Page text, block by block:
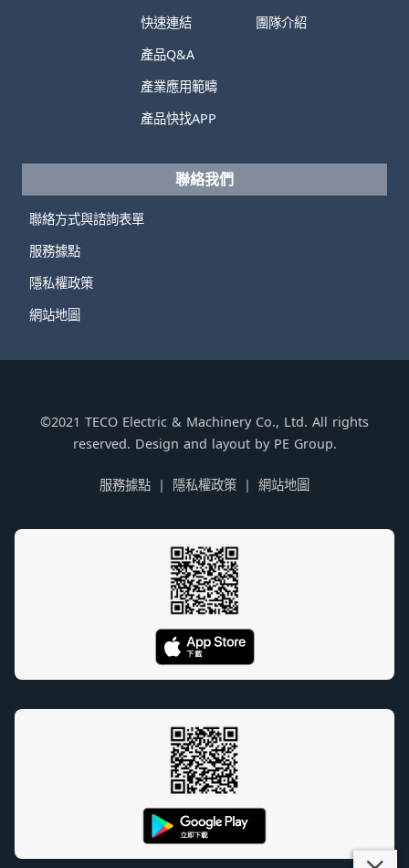
快速連結
產品Q&A
產業應用範疇
產品快找APP
團隊介紹
聯絡我們
聯絡方式與諮詢表單
服務據點
隱私權政策
網站地圖
©2021 TECO Electric & Machinery Co., Ltd. All rights
reserved. Design and layout by PE Group.
服務據點 隱私權政策 網站地圖